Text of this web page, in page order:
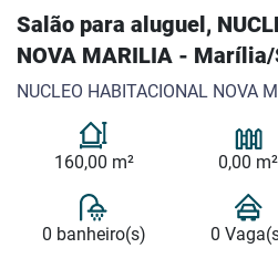
Salão para aluguel,
NOVA MARILIA -
NUCLEO HABITACIONAL NOVA
160,00 m² 0,00 m²
0 banheiro(s) 0